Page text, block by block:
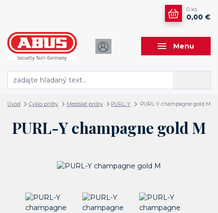
Menu
0 ks
0,00 €
Úvod Cyklo prilby Mestské prilby PURL-Y PURL-Y champagne gold M
PURL-Y champagne gold M